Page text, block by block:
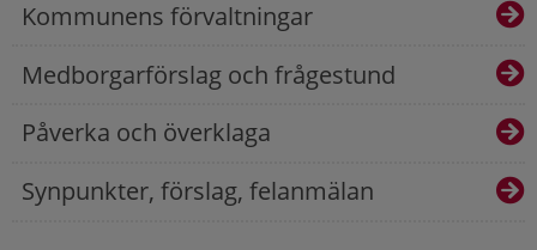
Kommunens förvaltningar
Medborgarförslag och frågestund
Påverka och överklaga
Synpunkter, förslag, felanmälan